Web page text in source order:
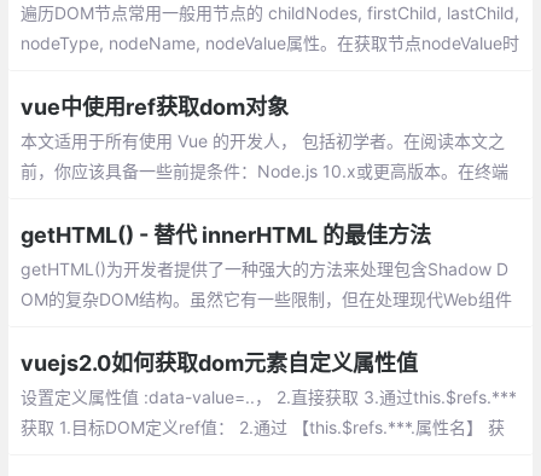
遍历DOM节点常用一般用节点的 childNodes, firstChild, lastChild,
nodeType, nodeName, nodeValue属性。在获取节点nodeValue时
的内容。
vue中使用ref获取dom对象
本文适用于所有使用 Vue 的开发人， 包括初学者。在阅读本文之
前，你应该具备一些前提条件：Node.js 10.x或更高版本。在终端
本;代码编辑器；我强烈推荐 Visual Studio Code
getHTML() - 替代 innerHTML 的最佳方法
getHTML()为开发者提供了一种强大的方法来处理包含Shadow D
OM的复杂DOM结构。虽然它有一些限制，但在处理现代Web组件
及，掌握getHTML()将成为前端开发者的重要技能。
vuejs2.0如何获取dom元素自定义属性值
设置定义属性值 :data-value=..， 2.直接获取 3.通过this.$refs.***
获取 1.目标DOM定义ref值： 2.通过 【this.$refs.***.属性名】 获